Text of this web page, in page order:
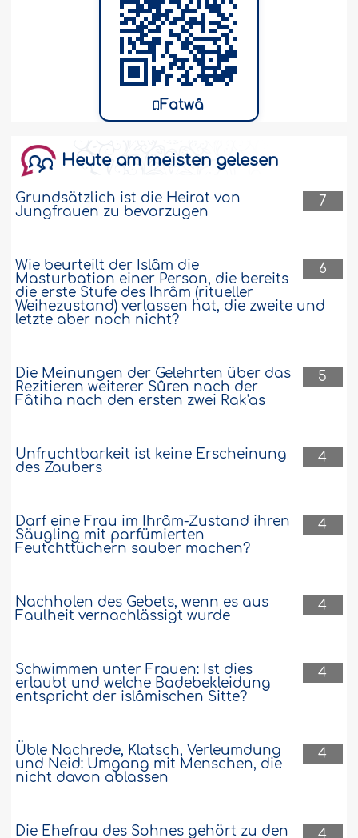
Fatwâ
Heute am meisten gelesen
7
Grundsätzlich ist die Heirat von
Jungfrauen zu bevorzugen
6
Wie beurteilt der Islâm die
Masturbation einer Person, die bereits
die erste Stufe des Ihrâm (ritueller
Weihezustand) verlassen hat, die zweite und
letzte aber noch nicht?
5
Die Meinungen der Gelehrten über das
Rezitieren weiterer Sûren nach der
Fâtiha nach den ersten zwei Rak'as
4
Unfruchtbarkeit ist keine Erscheinung
des Zaubers
4
Darf eine Frau im Ihrâm-Zustand ihren
Säugling mit parfümierten
Feutchttüchern sauber machen?
4
Nachholen des Gebets, wenn es aus
Faulheit vernachlässigt wurde
4
Schwimmen unter Frauen: Ist dies
erlaubt und welche Badebekleidung
entspricht der islâmischen Sitte?
4
Üble Nachrede, Klatsch, Verleumdung
und Neid: Umgang mit Menschen, die
nicht davon ablassen
4
Die Ehefrau des Sohnes gehört zu den